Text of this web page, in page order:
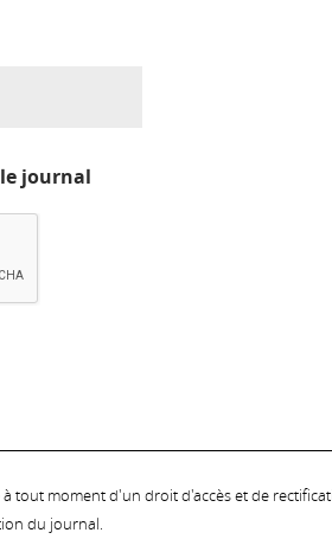
journal
tout moment d'un droit d'accès et de
du journal.